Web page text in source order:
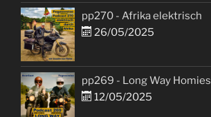
pp270 - Afrika elektrisch
26/05/2025
pp269 - Long Way Homies
12/05/2025